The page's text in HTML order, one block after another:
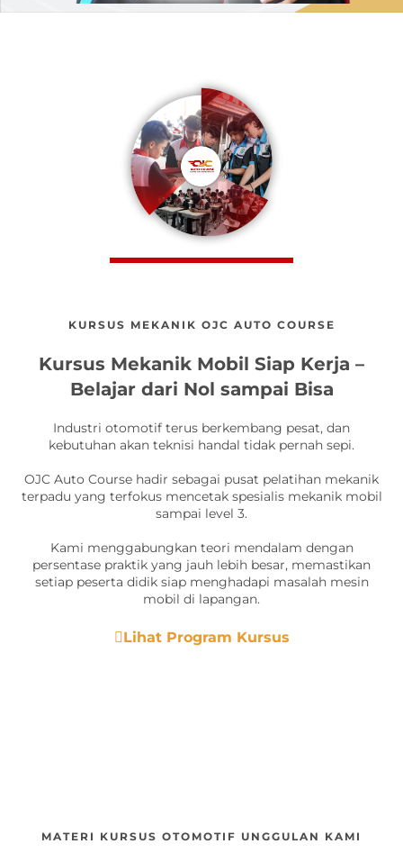
KURSUS MEKANIK OJC AUTO COURSE
Kursus Mekanik Mobil Siap Kerja –
Belajar dari Nol sampai Bisa
Industri otomotif terus berkembang pesat, dan
kebutuhan akan teknisi handal tidak pernah sepi.
OJC Auto Course hadir sebagai pusat pelatihan mekanik
terpadu yang terfokus mencetak spesialis mekanik mobil
sampai level 3.
Kami menggabungkan teori mendalam dengan
persentase praktik yang jauh lebih besar, memastikan
setiap peserta didik siap menghadapi masalah mesin
mobil di lapangan.
Lihat Program Kursus
MATERI KURSUS OTOMOTIF UNGGULAN KAMI